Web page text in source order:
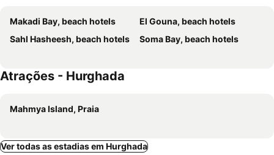
Juliana Beach Resort Hurghada
Dexon Roma Hotel
Gardenia Plaza Hurghada
Grand Palace - Couples only 18 years plus
Hotel Roma
Elysees Hotel Hurghada
Shellghada Blue Beach
Alia Beach Residence
Makadi Bay, beach hotels
El Gouna, beach hotels
Sahl Hasheesh, beach hotels
Soma Bay, beach hotels
Atrações - Hurghada
Mahmya Island, Praia
Ver todas as estadias em Hurghada